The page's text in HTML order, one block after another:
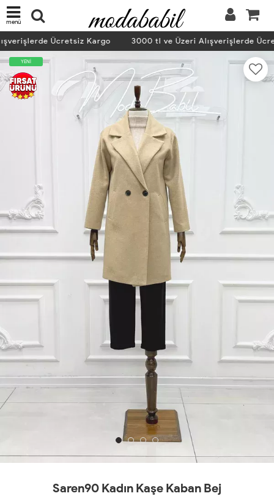
menü
Ücretsiz Kargo 3000 tl ve Üzeri Alışverişlerde
YENİ
Saren90 Kadın Kaşe Kaban Bej